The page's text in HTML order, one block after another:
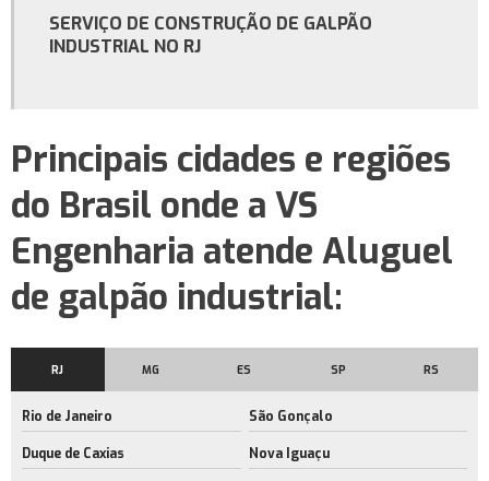
Locação de galpão de armazenamento no rj
Galpão logístico
Galpão logístico para alugar
Locação de barracão
Aluguel de área de armazenagem no rj
Aluguel de barracão com docas
Aluguel de barracão com docas no rio de janeiro
Aluguel de barracão rj
SERVIÇO DE CONSTRUÇÃO DE GALPÃO
INDUSTRIAL NO RJ
Principais cidades e regiões
do Brasil onde a VS
Engenharia atende Aluguel
de galpão industrial:
RJ MG ES SP RS
Rio de Janeiro São Gonçalo
Duque de Caxias Nova Iguaçu